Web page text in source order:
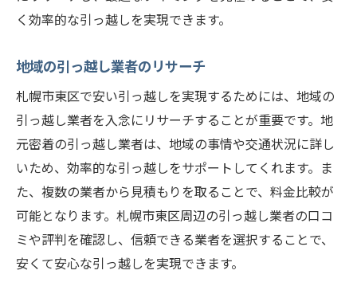
おくべきポイント
引っ越し業者の選び方
引っ越し費用の内訳を知る
時期による料金差
引っ越し保険の必要性
追加料金を防ぐための注意点
効率的な荷造りの方法
札幌市東区の引っ越しをお得にするための事前
準備
引っ越しチェックリストの作成
荷物の整理と分類
く効率的な引っ越しを実現できます。
地域の引っ越し業者のリサーチ
札幌市東区で安い引っ越しを実現するためには、地域の
引っ越し業者を入念にリサーチすることが重要です。地
元密着の引っ越し業者は、地域の事情や交通状況に詳し
いため、効率的な引っ越しをサポートしてくれます。ま
た、複数の業者から見積もりを取ることで、料金比較が
可能となります。札幌市東区周辺の引っ越し業者の口コ
ミや評判を確認し、信頼できる業者を選択することで、
安くて安心な引っ越しを実現できます。